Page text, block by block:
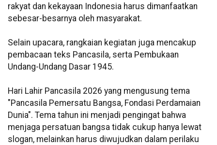
rakyat dan kekayaan Indonesia harus dimanfaatkan
sebesar-besarnya oleh masyarakat.
Selain upacara, rangkaian kegiatan juga mencakup
pembacaan teks Pancasila, serta Pembukaan
Undang-Undang Dasar 1945.
Hari Lahir Pancasila 2026 yang mengusung tema
"Pancasila Pemersatu Bangsa, Fondasi Perdamaian
Dunia". Tema tahun ini menjadi pengingat bahwa
menjaga persatuan bangsa tidak cukup hanya lewat
slogan, melainkan harus diwujudkan dalam perilaku